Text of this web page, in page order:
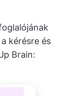
kérésre és
Brain: